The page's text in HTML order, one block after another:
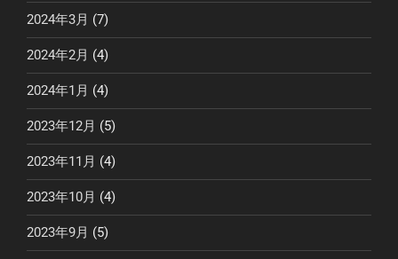
2024年3月 (7)
2024年2月 (4)
2024年1月 (4)
2023年12月 (5)
2023年11月 (4)
2023年10月 (4)
2023年9月 (5)